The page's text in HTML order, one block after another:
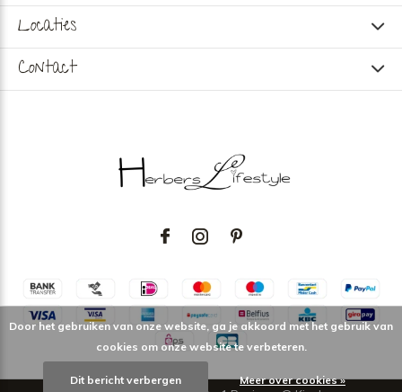
Locaties
Contact
Door het gebruiken van onze website, ga je akkoord met het gebruik van
cookies om onze website te verbeteren.
Dit bericht verbergen Meer over cookies »